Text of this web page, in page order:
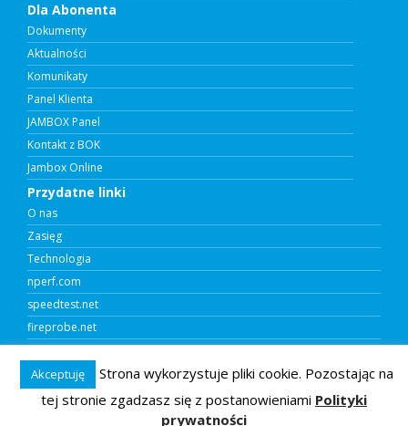
Dla Abonenta
Dokumenty
Aktualności
Komunikaty
Panel Klienta
JAMBOX Panel
Kontakt z BOK
Jambox Online
Przydatne linki
O nas
Zasięg
Technologia
nperf.com
speedtest.net
fireprobe.net
Program TV
© 2026 Systel Systemy Teleinformatyczne .Internet Telewizja Telefon GSM LTE w Katowicach.
Akceptuję
Strona wykorzystuje pliki cookie. Pozostając na
tej stronie zgadzasz się z postanowieniami Polityki
prywatności